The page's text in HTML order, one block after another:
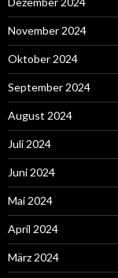
November 2024
Oktober 2024
September 2024
August 2024
Juli 2024
Juni 2024
Mai 2024
April 2024
März 2024